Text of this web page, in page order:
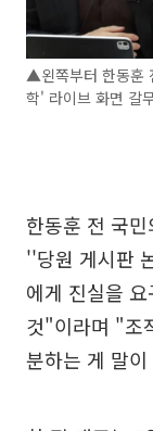
▲왼쪽부터 한동훈
학' 라이브 화면 갈
한동훈 전 국
''당원 게시판
에게 진실을
것"이라며 "조
분하는 게 말